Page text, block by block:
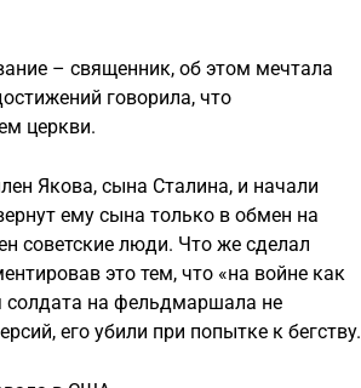
– священник, об этом мечтала
говорила, что
церкви.
Якова, сына Сталина, и начали
ему сына только в обмен на
советские люди. Что же сделал
это тем, что «на войне как
солдата на фельдмаршала не
его убили при попытке к бегству.